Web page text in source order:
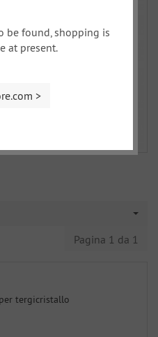
Pagina 1 da 1
be found, shopping is
at present.
>